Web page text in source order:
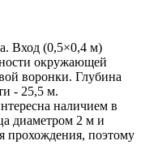
Вход (0,5×0,4 м)
окружающей
воронки. Глубина
- 25,5 м.
наличием в
диаметром 2 м и
прохождения, поэтому